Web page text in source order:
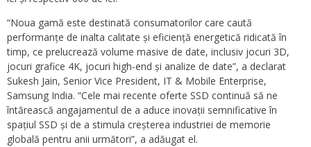
“Noua gamă este destinată consumatorilor care caută
performanțe de inalta calitate și eficiență energetică ridicată în
timp, ce prelucrează volume masive de date, inclusiv jocuri 3D,
jocuri grafice 4K, jocuri high-end și analize de date”, a declarat
Sukesh Jain, Senior Vice President, IT & Mobile Enterprise,
Samsung India. “Cele mai recente oferte SSD continuă să ne
întărească angajamentul de a aduce inovații semnificative în
spațiul SSD și de a stimula creșterea industriei de memorie
globală pentru anii următori”, a adăugat el.